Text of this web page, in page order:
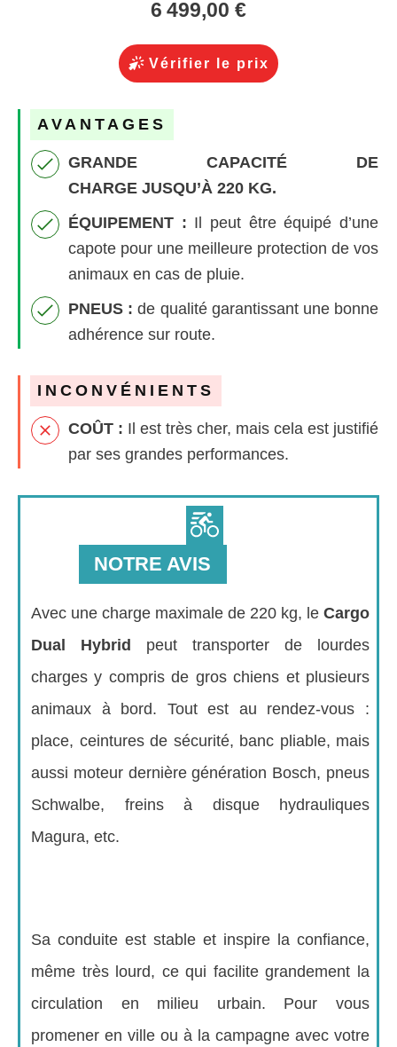
6 499,00 €
Vérifier le prix
AVANTAGES
GRANDE CAPACITÉ DE
CHARGE JUSQU’À 220 KG.
ÉQUIPEMENT : Il peut être équipé d’une
capote pour une meilleure protection de vos
animaux en cas de pluie.
PNEUS :de qualité garantissant une bonne
adhérence sur route.
INCONVÉNIENTS
COÛT : Il est très cher, mais cela est justifié
par ses grandes performances.
NOTRE AVIS
Avec une charge maximale de 220 kg, le Cargo
Dual Hybrid
peut transporter de lourdes
charges y compris de gros chiens et plusieurs
animaux à bord. Tout est au rendez-vous :
place, ceintures de sécurité, banc pliable, mais
aussi moteur dernière génération Bosch, pneus
Schwalbe, freins à disque hydrauliques
Magura, etc.
Sa conduite est stable et inspire la confiance,
même très lourd, ce qui facilite grandement la
circulation en milieu urbain. Pour vous
promener en ville ou à la campagne avec votre